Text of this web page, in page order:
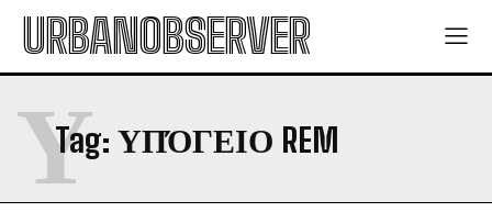
URBANOBSERVER
Tag: ΥΠΌΓΕΙΟ REM
Υ